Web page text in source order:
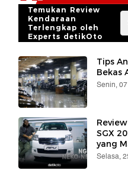
Temukan Review
Kendaraan
Terlengkap oleh
Experts detikOto
Tips
Bekas
Senin,
SGX
yang
Selasa,